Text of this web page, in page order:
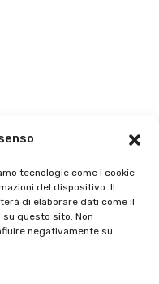
tecnologie come i cookie
del dispositivo. Il
di elaborare dati come il
questo sito. Non
negativamente su
Tutti prodotti
Termini e condizioni